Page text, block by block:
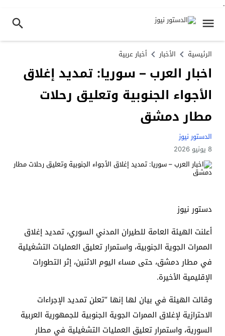
.
الرئيسية الأخبار أخبار عربية
اخبار العرب – سوريا: تمديد إغلاق
الأجواء الجنوبية وتعليق رحلات
مطار دمشق
الدستور نيوز
8 يونيو 2026
دستور نيوز
أعلنت الهيئة العامة للطيران المدني السوري، تمديد إغلاق
الممرات الجوية الجنوبية، واستمرار تعليق العمليات التشغيلية
في مطار دمشق، حتى مساء اليوم الاثنين، إثر التطورات
الإقليمية الأخيرة.
وقالت الهيئة في بيان لها إنها “تعلن تمديد الإجراءات
الاحترازية لإغلاق الممرات الجوية الجنوبية للجمهورية العربية
السورية، واستمرار تعليق العمليات التشغيلية في مطار